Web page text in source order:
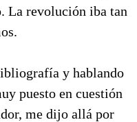
La revolución iba tan
y hablando
puesto en cuestión
me dijo allá por